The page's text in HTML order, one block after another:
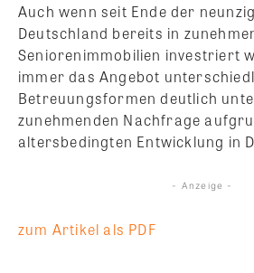
Auch wenn seit Ende der
Deutschland bereits in
Seniorenimmobilien investriert
immer das Angebot
Betreuungsformen deutlich
zunehmenden Nachfrage
altersbedingten Entwicklung in
- Anzeige -
zum Artikel als PDF